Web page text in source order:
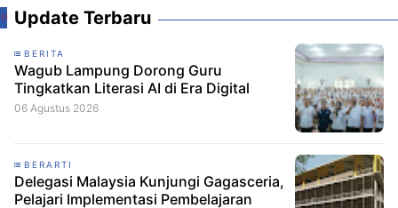
Update Terbaru
BERITA
Wagub Lampung Dorong Guru
Tingkatkan Literasi AI di Era Digital
06 Agustus 2026
BERARTI
Delegasi Malaysia Kunjungi Gagasceria,
Pelajari Implementasi Pembelajaran